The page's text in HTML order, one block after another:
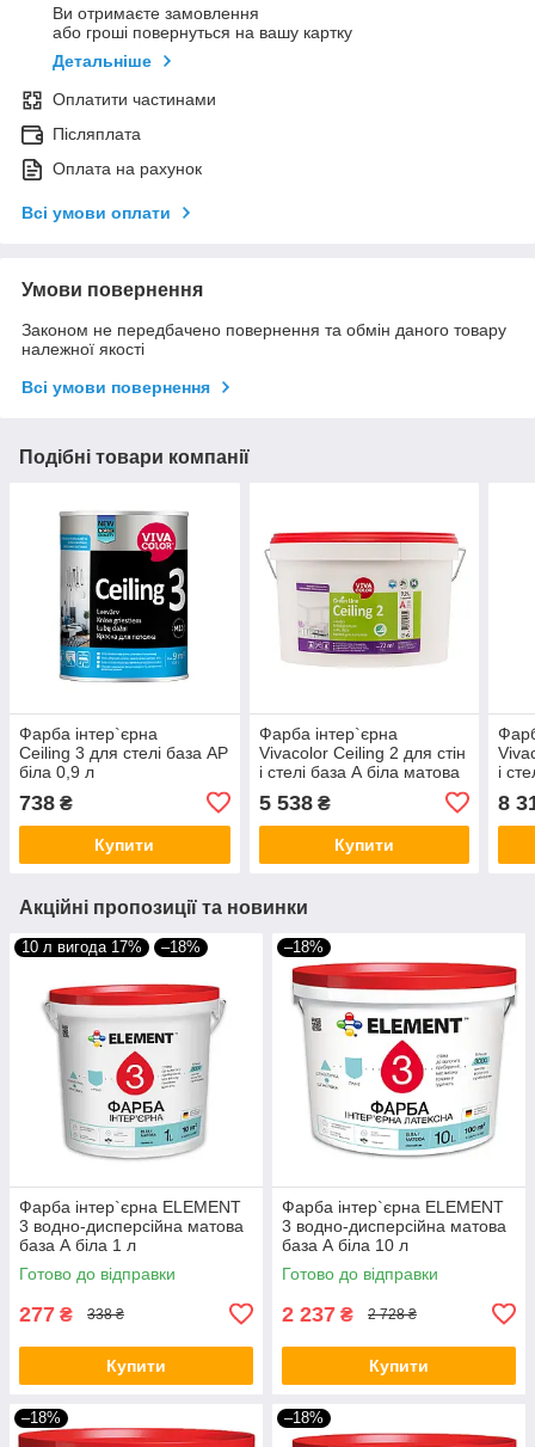
Ви отримаєте замовлення
або гроші повернуться на вашу картку
Детальніше
Оплатити частинами
Післяплата
Оплата на рахунок
Всі умови оплати
Умови повернення
Законом не передбачено повернення та обмін даного товару
належної якості
Всі умови повернення
Подібні товари компанії
Фарба інтер`єрна
Ceiling 3 для стелі база АP
біла 0,9 л
738 ₴
Купити
Фарба інтер`єрна
Vivacolor Ceiling 2 для стін
і стелі база А біла матова
5 538₴
Купити
і
8
Акційні пропозиції та новинки
10 л вигода 17% –18%
Фарба інтер`єрна ELEMENT
3 водно-дисперсійна матова
база А біла 1 л
Готово до відправки
277 ₴ 338 ₴
Купити
–18%
Фарба інтер`єрна ELEMENT
3 водно-дисперсійна матова
база А біла 10 л
Готово до відправки
2 237 ₴ 2 728 ₴
Купити
–18% –18%